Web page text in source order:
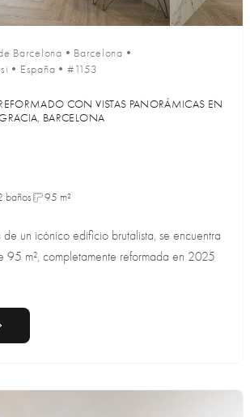
Barcelona • Barcelona •
• España • #1153
CON VISTAS PANORÁMICAS EN
BARCELONA
baños 95 m²
de un icónico edificio brutalista, se encuentra
95 m², completamente reformada en 2025